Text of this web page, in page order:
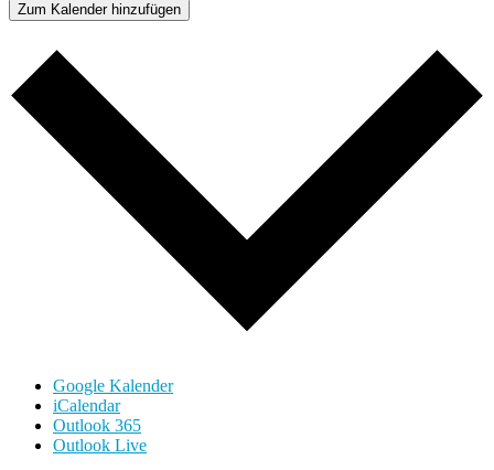
Zum Kalender hinzufügen
Google Kalender
iCalendar
Outlook 365
Outlook Live